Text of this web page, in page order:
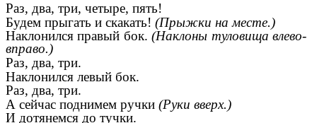
Раз, два, три, четыре, пять!
Будем прыгать и скакать! (Прыжки на месте.)
Наклонился правый бок.(Наклоны туловища влево-
вправо.)
Раз, два, три.
Наклонился левый бок.
Раз, два, три.
А сейчас поднимем ручки (Руки вверх.)
И дотянемся до тучки.